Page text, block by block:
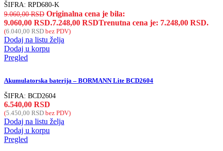
ŠIFRA: RPD680-K
9.060,00RSD Originalna cena je bila:
9.060,00 RSD.7.248,00 RSDTrenutna cena je: 7.248,00 RSD.
(6.040,00 RSD bez PDV)
Dodaj na listu želja
Dodaj u korpu
Pregled
Akumulatorska baterija – BORMANN Lite BCD2604
ŠIFRA: BCD2604
6.540,00 RSD
(5.450,00 RSD bez PDV)
Dodaj na listu želja
Dodaj u korpu
Pregled